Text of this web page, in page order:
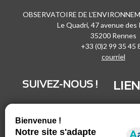
OBSERVATOIRE DE
Le Quadri, 47 avenue des
35200 Rennes
+33 (0)2 99 35 45
courriel
SUIVEZ-NOUS !
Vimeo
Facebook
Espace